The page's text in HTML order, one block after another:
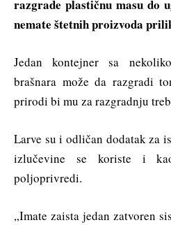
razgrade plastičnu masu do
nemate štetnih proizvoda
Jedan kontejner sa
brašnara može da razgradi
prirodi bi mu za razgradnju
Larve su i odličan dodatak za
izlučevine se koriste i
poljoprivredi.
„Imate zaista jedan zatvoren